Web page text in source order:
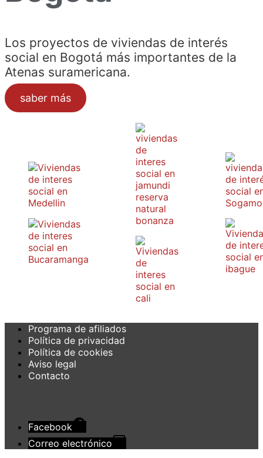
Los proyectos de viviendas de interés
social en Bogotá más importantes de la
Atenas suramericana.
saber más
Programa de afiliados
Política de privacidad
Política de cookies
Aviso legal
Contacto
Facebook
Correo electrónico